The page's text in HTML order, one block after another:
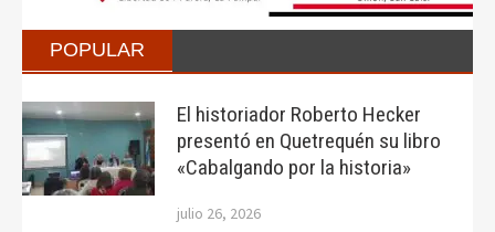
POPULAR
El historiador Roberto Hecker
presentó en Quetrequén su libro
«Cabalgando por la historia»
julio 26, 2026